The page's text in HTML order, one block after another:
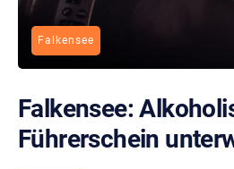
Falkensee
Falkensee:
Führerschein